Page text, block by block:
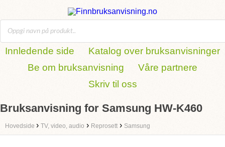
Innledende side
Katalog over bruksanvisninger
Be om bruksanvisning
Våre partnere
Skriv til oss
Bruksanvisning for Samsung HW-K460
Hovedside › TV, video, audio › Reprosett › Samsung